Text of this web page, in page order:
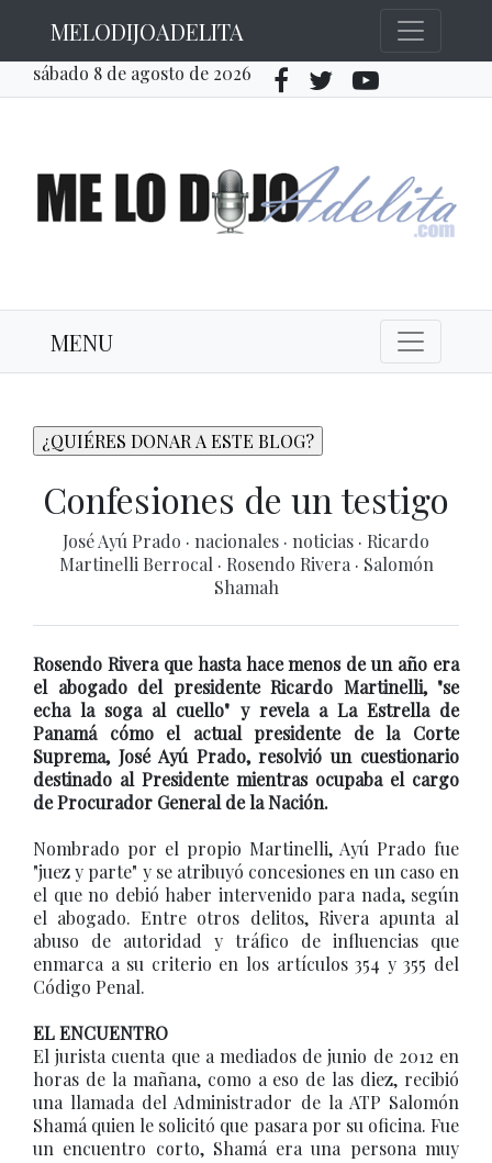
MELODIJOADELITA
sábado 8 de agosto de 2026
MENU
Confesiones de un testigo
José Ayú Prado · nacionales · noticias · Ricardo
Martinelli Berrocal · Rosendo Rivera · Salomón
Shamah
Rosendo Rivera que hasta hace menos de un año era
el abogado del presidente Ricardo Martinelli, "se
echa la soga al cuello" y revela a La Estrella de
Panamá cómo el actual presidente de la Corte
Suprema, José Ayú Prado, resolvió un cuestionario
destinado al Presidente mientras ocupaba el cargo
de Procurador General de la Nación.
Nombrado por el propio Martinelli, Ayú Prado fue
"juez y parte" y se atribuyó concesiones en un caso en
el que no debió haber intervenido para nada, según
el abogado. Entre otros delitos, Rivera apunta al
abuso de autoridad y tráfico de influencias que
enmarca a su criterio en los artículos 354 y 355 del
Código Penal.
EL ENCUENTRO
El jurista cuenta que a mediados de junio de 2012 en
horas de la mañana, como a eso de las diez, recibió
una llamada del Administrador de la ATP Salomón
Shamá quien le solicitó que pasara por su oficina. Fue
un encuentro corto, Shamá era una persona muy